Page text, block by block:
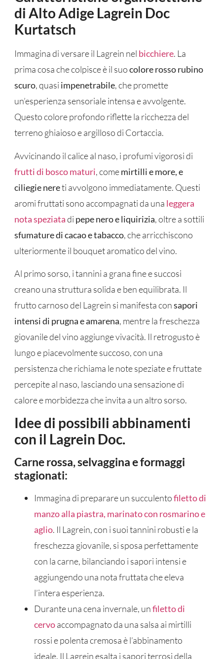
di Alto Adige Lagrein Doc
Kurtatsch
Immagina di versare il Lagrein nel bicchiere. La
prima cosa che colpisce è il suocolore rosso rubino
scuro, quasi impenetrabile, che promette
un’esperienza sensoriale intensa e avvolgente.
Questo colore profondo riflette la ricchezza del
terreno ghiaioso e argilloso di Cortaccia.
Avvicinando il calice al naso, i profumi vigorosi di
frutti di bosco maturi, comemirtilli e more, e
ciliegie nereti avvolgono immediatamente. Questi
aromi fruttati sono accompagnati da una leggera
nota speziatadi pepe nero e liquirizia, oltre a sottili
sfumature di cacao e tabacco, che arricchiscono
ulteriormente il bouquet aromatico del vino.
Al primo sorso, i tannini a grana fine e succosi
creano una struttura solida e ben equilibrata. Il
frutto carnoso del Lagrein si manifesta consapori
intensi di prugna e amarena, mentre la freschezza
giovanile del vino aggiunge vivacità. Il retrogusto è
lungo e piacevolmente succoso, con una
persistenza che richiama le note speziate e fruttate
percepite al naso, lasciando una sensazione di
calore e morbidezza che invita a un altro sorso.
Idee di possibili abbinamenti
con il Lagrein Doc.
Carne rossa, selvaggina e formaggi
stagionati:
Immagina di preparare un succulentofiletto di
manzo alla piastra, marinato con rosmarino e
aglio. Il Lagrein, con i suoi tannini robusti e la
freschezza giovanile, si sposa perfettamente
con la carne, bilanciando i sapori intensi e
aggiungendo una nota fruttata che eleva
l’intera esperienza.
Durante una cena invernale, unfiletto di
cervoaccompagnato da una salsa ai mirtilli
rossi e polenta cremosa è l’abbinamento
ideale. Il Lagrein esalta i sapori terrosi della